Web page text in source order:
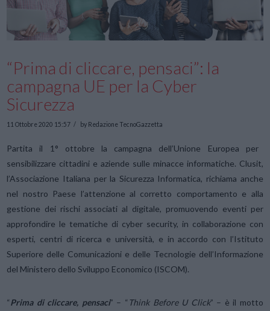
“Prima di cliccare, pensaci”: la
campagna UE per la Cyber
Sicurezza
11 Ottobre 2020 15:57 by Redazione TecnoGazzetta
Partita il 1° ottobre la campagna dell’Unione Europea per
sensibilizzare cittadini e aziende sulle minacce informatiche. Clusit,
l’Associazione Italiana per la Sicurezza Informatica, richiama anche
nel nostro Paese l’attenzione al corretto comportamento e alla
gestione dei rischi associati al digitale, promuovendo eventi per
approfondire le tematiche di cyber security, in collaborazione con
esperti, centri di ricerca e università, e in accordo con l’Istituto
Superiore delle Comunicazioni e delle Tecnologie dell’Informazione
del Ministero dello Sviluppo Economico (ISCOM).
“Prima di cliccare, pensaci” – “ Think Before U Click” – è il motto